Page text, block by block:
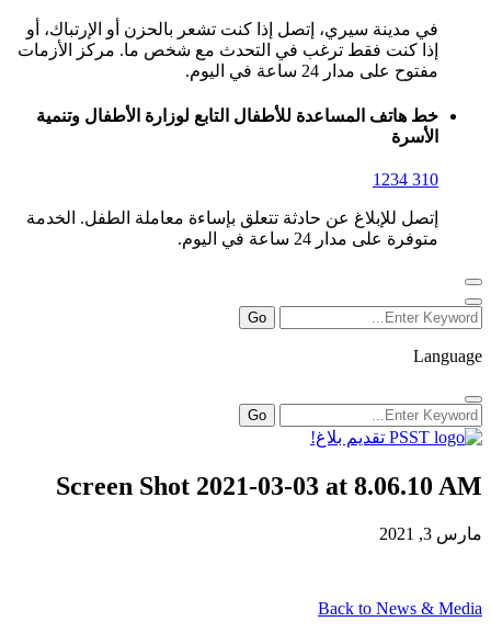
في مدينة سيري، إتصل إذا كنت تشعر بالحزن أو الإرتباك، أو
إذا كنت فقط ترغب في التحدث مع شخص ما. مركز الأزمات
مفتوح على مدار 24 ساعة في اليوم.
خط هاتف المساعدة للأطفال التابع لوزارة الأطفال وتنمية
الأسرة
310 1234
إتصل للإبلاغ عن حادثة تتعلق بإساءة معاملة الطفل. الخدمة
متوفرة على مدار 24 ساعة في اليوم.
Language
تقديم بلاغ!
Screen Shot 2021-03-03 at 8.06.10 AM
مارس 3, 2021
Back to News & Media